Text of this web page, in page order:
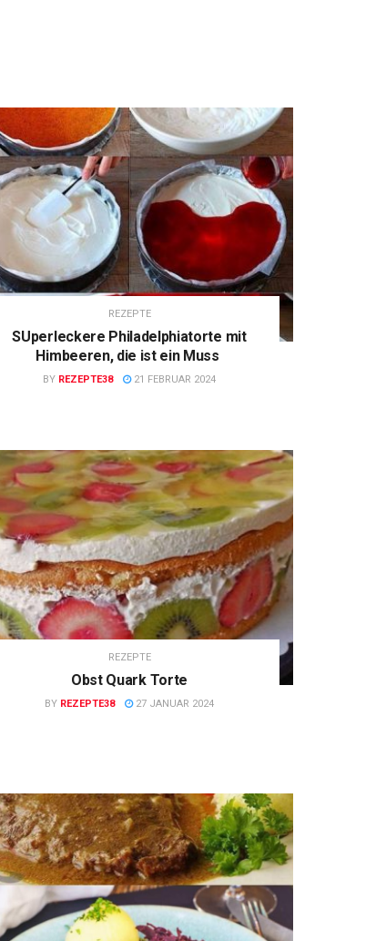
REZEPTE
SUperleckere Philadelphiatorte mit
Himbeeren, die ist ein Muss
BY REZEPTE38 21 FEBRUAR 2024
REZEPTE
Obst Quark Torte
BY REZEPTE38 27 JANUAR 2024